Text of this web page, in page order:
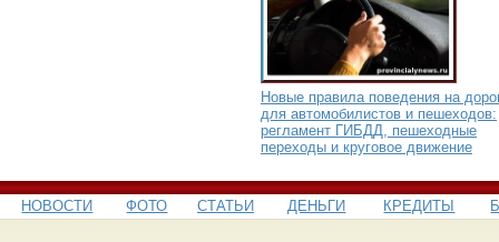
Новые правила поведения на
для автомобилистов и пешеходов:
регламент ГИБДД, пешеходные
переходы и круговое движение
НОВОСТИ ФОТО СТАТЬИ ДЕНЬГИ КРЕДИТЫ